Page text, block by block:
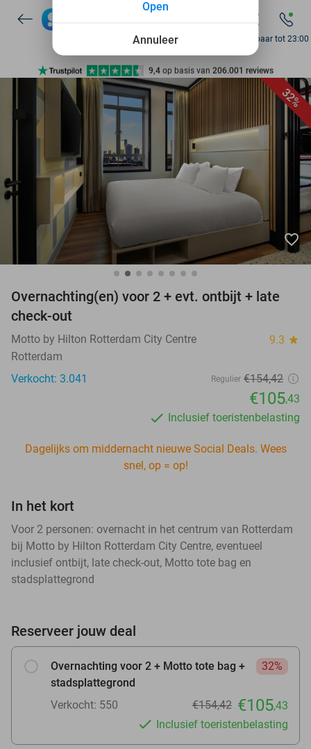
7 dagen per week beschikbaar
10+ miljoen leden
Ontdek 15.000+ deals
7 dagen per week beschikbaar
10+ miljoen leden
Bereikbaar tot 23:00
32%
favorite_border
Overnachting(en) voor 2 + evt. ontbijt + late
check-out
Motto by Hilton Rotterdam City Centre 9.3 star
Rotterdam
Verkocht: 3.041
Regulier €154,42
€105,43
Inclusief toeristenbelasting
Dagelijks om middernacht nieuwe Social Deals. Wees
snel, op = op!
In het kort
Voor 2 personen: overnacht in het centrum van Rotterdam
bij Motto by Hilton Rotterdam City Centre, eventueel
inclusief ontbijt, late check-out, Motto tote bag en
stadsplattegrond
Reserveer jouw deal
Overnachting voor 2 + Motto tote bag +
stadsplattegrond
32%
Verkocht: 550 €154,42 €105,43
Inclusief toeristenbelasting
Annuleer
Open